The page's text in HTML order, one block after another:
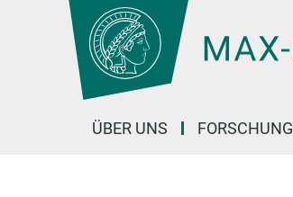
Hauptinhalt
ÜBER UNS FORSCHUNG